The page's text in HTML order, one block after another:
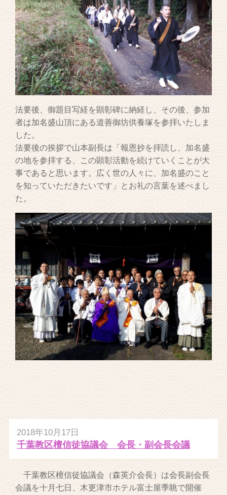
法要後、御題目写経を顕彰碑に納経し、その後、参加
者は加名盛山頂にある道善御坊供養塚を参拝いたしま
した。
法要後の挨拶で山本副長は「報恩抄を拝読し、加名盛
の地を参拝する、この顕彰活動を続けていくことが大
事であると思います。広く世の人々に、加名盛のこと
を知っていただきたいです」とお礼の言葉を述べまし
た。
2018年10月17日
千葉教区檀信徒協議会 会長・副会長会議
千葉教区檀信徒協議会（森英介会長）は会長副会長
会議を十月七日、木更津市ホテル富士屋季眺で開催